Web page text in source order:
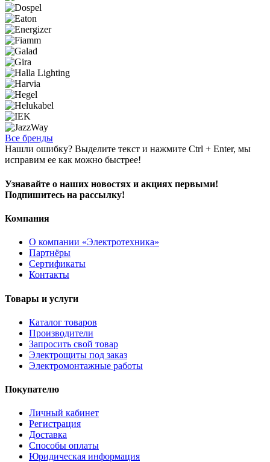
Все бренды
Нашли ошибку? Выделите текст и нажмите Ctrl + Enter, мы
исправим ее как можно быстрее!
Узнавайте о наших новостях и акциях первыми!
Подпишитесь на рассылку!
Компания
О компании «Электротехника»
Партнёры
Сертификаты
Контакты
Товары и услуги
Каталог товаров
Производители
Запросить свой товар
Электрощиты под заказ
Электромонтажные работы
Покупателю
Личный кабинет
Регистрация
Доставка
Способы оплаты
Юридическая информация